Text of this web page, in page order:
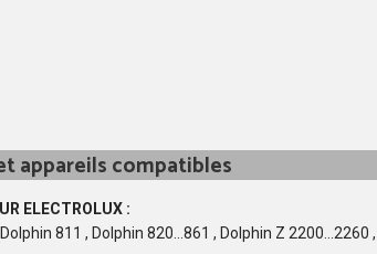
appareils compatibles
ELECTROLUX :
811 , Dolphin 820...861 , Dolphin Z